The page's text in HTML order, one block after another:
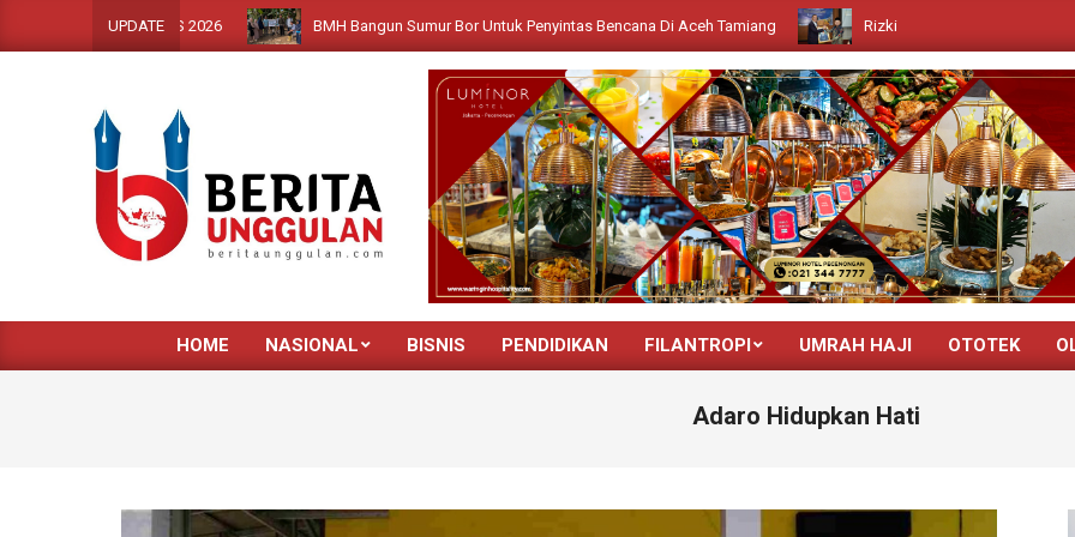
to
UPDATE BMH Bangun Sumur Bor Untuk Penyintas Bencana Di Aceh Tamiang Rizki Ulfahadi Tekankan Nilai SIAP sebagai
Primary
Menu
HOME NASIONAL BISNIS PENDIDIKAN FILANTROPI UMRAH HAJI OTOTEK
Adaro Hidupkan Hati